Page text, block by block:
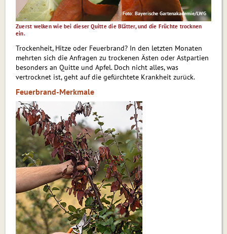
Foto: Bayerische Gartenakademie/LWG
Zuerst welken wie bei dieser Quitte die Blätter, und die Früchte trocknen
ein.
Trockenheit, Hitze oder Feuerbrand? In den letzten Monaten
mehrten sich die Anfragen zu trockenen Ästen oder Astpartien
besonders an Quitte und Apfel. Doch nicht alles, was
vertrocknet ist, geht auf die gefürchtete Krankheit zurück.
Feuerbrand-Merkmale